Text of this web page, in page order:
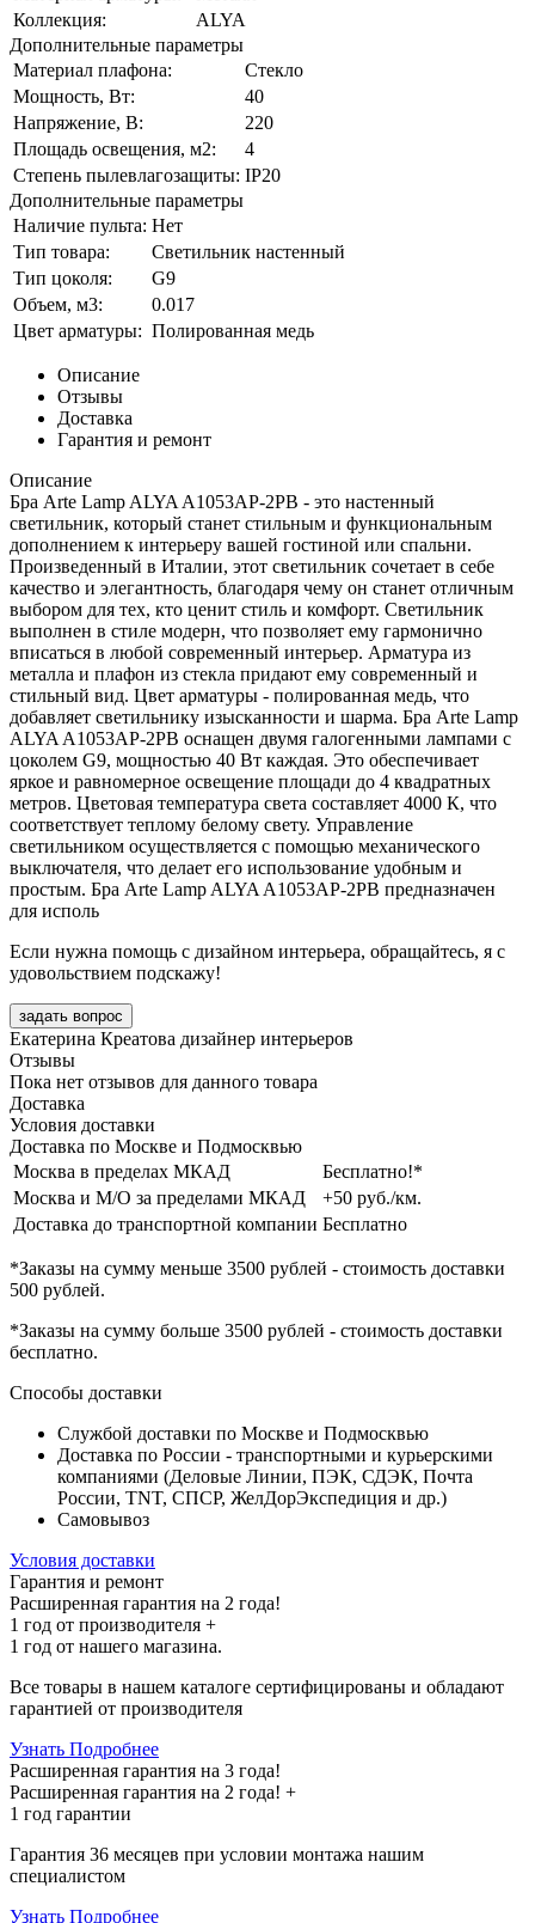
Коллекция:
ALYA
Дополнительные параметры
Материал плафона:
Стекло
Мощность, Вт:
40
Напряжение, В:
220
Площадь освещения, м2:
4
Степень пылевлагозащиты: IP20
Дополнительные параметры
Наличие пульта: Нет
Тип товара:
Светильник настенный
Тип цоколя:
G9
Объем, м3:
0.017
Цвет арматуры: Полированная медь
Описание
Отзывы
Доставка
Гарантия и ремонт
Описание
Бра Arte Lamp ALYA A1053AP-2PB - это настенный
светильник, который станет стильным и функциональным
дополнением к интерьеру вашей гостиной или спальни.
Произведенный в Италии, этот светильник сочетает в себе
качество и элегантность, благодаря чему он станет отличным
выбором для тех, кто ценит стиль и комфорт. Светильник
выполнен в стиле модерн, что позволяет ему гармонично
вписаться в любой современный интерьер. Арматура из
металла и плафон из стекла придают ему современный и
стильный вид. Цвет арматуры - полированная медь, что
добавляет светильнику изысканности и шарма. Бра Arte Lamp
ALYA A1053AP-2PB оснащен двумя галогенными лампами с
цоколем G9, мощностью 40 Вт каждая. Это обеспечивает
яркое и равномерное освещение площади до 4 квадратных
метров. Цветовая температура света составляет 4000 К, что
соответствует теплому белому свету. Управление
светильником осуществляется с помощью механического
выключателя, что делает его использование удобным и
простым. Бра Arte Lamp ALYA A1053AP-2PB предназначен
для исполь
Если нужна помощь с дизайном интерьера, обращайтесь, я с
удовольствием подскажу!
задать вопрос
Екатерина Креатова дизайнер интерьеров
Отзывы
Пока нет отзывов для данного товара
Доставка
Условия доставки
Доставка по Москве и Подмосквью
Москва в пределах МКАД
Бесплатно!*
Москва и М/О за пределами МКАД
+50 руб./км.
Доставка до транспортной компании Бесплатно
*Заказы на сумму меньше 3500 рублей - стоимость доставки
500 рублей.
*Заказы на сумму больше 3500 рублей - стоимость доставки
бесплатно.
Способы доставки
Службой доставки по Москве и Подмосквью
Доставка по России - транспортными и курьерскими
компаниями (Деловые Линии, ПЭК, СДЭК, Почта
России, TNT, СПСР, ЖелДорЭкспедиция и др.)
Самовывоз
Условия доставки
Гарантия и ремонт
Расширенная гарантия на 2 года!
1 год от производителя +
1 год от нашего магазина.
Все товары в нашем каталоге сертифицированы и обладают
гарантией от производителя
Узнать Подробнее
Расширенная гарантия на 3 года!
Расширенная гарантия на 2 года! +
1 год гарантии
Гарантия 36 месяцев при условии монтажа нашим
специалистом
Узнать Подробнее